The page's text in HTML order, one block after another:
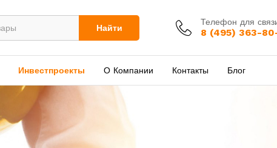
Найти
Телефон для
8 (495) 363-
Инвестпроекты О Компании Контакты Блог